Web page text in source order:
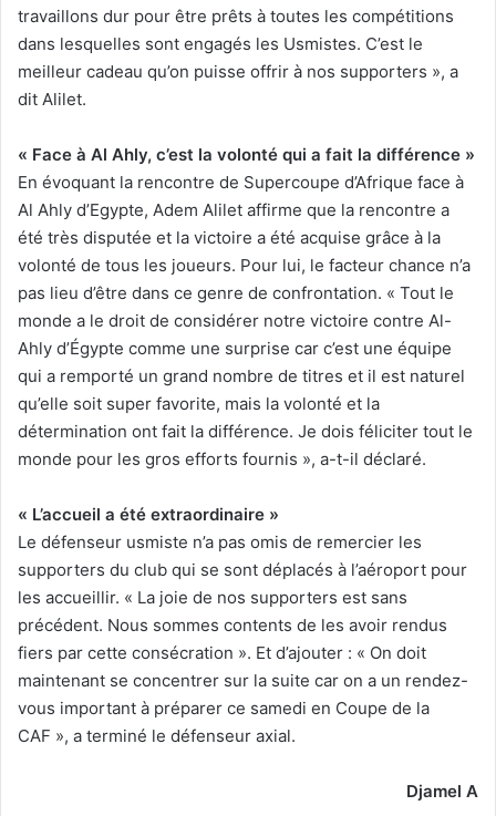
travaillons dur pour être prêts à toutes les compétitions
dans lesquelles sont engagés les Usmistes. C’est le
meilleur cadeau qu’on puisse offrir à nos supporters », a
dit Alilet.
« Face à Al Ahly, c’est la volonté qui a fait la différence »
En évoquant la rencontre de Supercoupe d’Afrique face à
Al Ahly d’Egypte, Adem Alilet affirme que la rencontre a
été très disputée et la victoire a été acquise grâce à la
volonté de tous les joueurs. Pour lui, le facteur chance n’a
pas lieu d’être dans ce genre de confrontation. « Tout le
monde a le droit de considérer notre victoire contre Al-
Ahly d’Égypte comme une surprise car c’est une équipe
qui a remporté un grand nombre de titres et il est naturel
qu’elle soit super favorite, mais la volonté et la
détermination ont fait la différence. Je dois féliciter tout le
monde pour les gros efforts fournis », a-t-il déclaré.
« L’accueil a été extraordinaire »
Le défenseur usmiste n’a pas omis de remercier les
supporters du club qui se sont déplacés à l’aéroport pour
les accueillir. « La joie de nos supporters est sans
précédent. Nous sommes contents de les avoir rendus
fiers par cette consécration ». Et d’ajouter : « On doit
maintenant se concentrer sur la suite car on a un rendez-
vous important à préparer ce samedi en Coupe de la
CAF », a terminé le défenseur axial.
Djamel A